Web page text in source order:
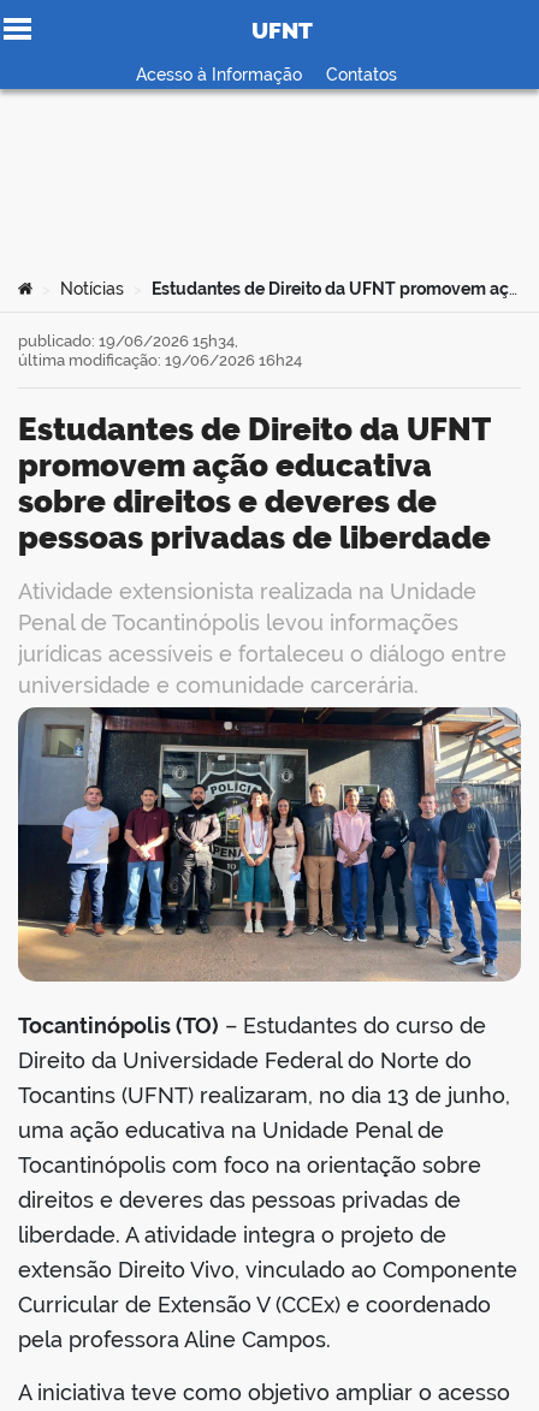
Ir para o conteúdo
UFNT
Acesso à Informação Contatos
Você está aqui:
Notícias Estudantes de Direito da UFNT promovem ação educativa sobre direitos e deveres de pessoas privadas de liberdade
Estudantes de Direito da UFNT
promovem ação educativa
sobre direitos e deveres de
pessoas privadas de liberdade
Atividade extensionista realizada na Unidade
Penal de Tocantinópolis levou informações
jurídicas acessíveis e fortaleceu o diálogo entre
universidade e comunidade carcerária.
publicado: 19/06/2026 15h34,
última modificação: 19/06/2026 16h24
Tocantinópolis (TO) – Estudantes do curso de
Direito da Universidade Federal do Norte do
Tocantins (UFNT) realizaram, no dia 13 de junho,
uma ação educativa na Unidade Penal de
Tocantinópolis com foco na orientação sobre
direitos e deveres das pessoas privadas de
liberdade. A atividade integra o projeto de
extensão Direito Vivo, vinculado ao Componente
Curricular de Extensão V (CCEx) e coordenado
pela professora Aline Campos.
A iniciativa teve como objetivo ampliar o acesso